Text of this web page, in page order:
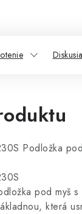
Diskusia
Podložka
pod myš
která